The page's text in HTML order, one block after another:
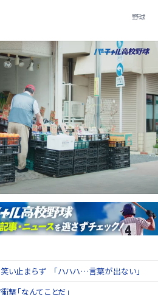
野球
い止まらず 「ハハハ…言葉が出ない」
撃「なんてことだ」